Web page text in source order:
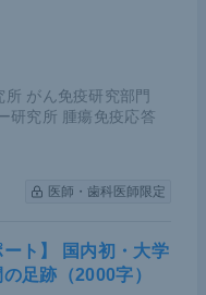
がん免疫研究部門
研究所 腫瘍免疫応答
医師・歯科医師限定
ート】 国内初・大学
足跡（2000字）